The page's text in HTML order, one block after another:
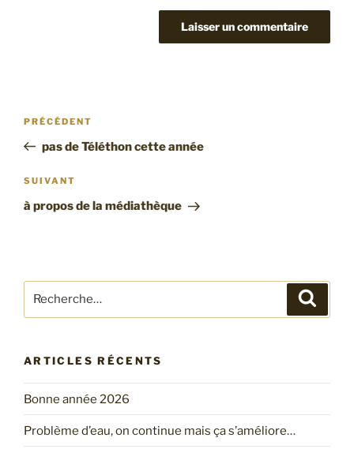
Navigation
l’article
Article
précédent
PRÉCÉDENT
pas de Téléthon cette année
Article
suivant
SUIVANT
à propos de la médiathèque
pour
ARTICLES RÉCENTS
Bonne année 2026
Problème d’eau, on continue mais ça s’améliore…